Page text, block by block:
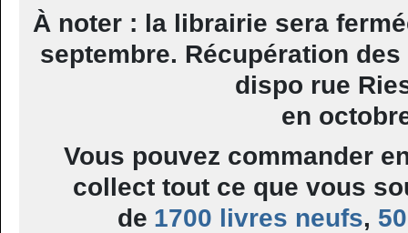
À noter : la librairie sera
septembre. Récupération
dispo rue
en
Vous pouvez commander
collect tout ce que vous
de 1700 livres neufs,